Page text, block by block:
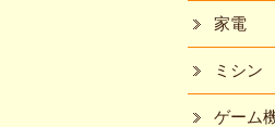
家電
ミシン
ゲーム